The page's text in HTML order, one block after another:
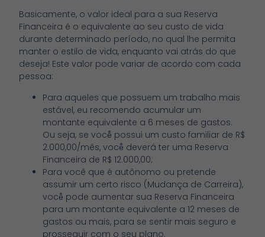
Basicamente, o valor ideal para a sua Reserva
Financeira é o equivalente ao seu custo de vida
durante determinado período, no qual lhe permita
manter o estilo de vida, enquanto vai atrás do que
deseja! Este valor pode variar de acordo com cada
pessoa:
Para aqueles que possuem um trabalho mais
estável, eu recomendo acumular um
montante equivalente a 6 meses de gastos.
Ou seja, se você̂ possui um custo familiar de R$
2.000,00/mês, você̂ deverá ter uma Reserva
Financeira de R$ 12.000,00;
Para você que é autônomo ou pretende
assumir um certo risco (Mudança de Carreira),
você̂ pode aumentar sua Reserva Financeira
para um montante equivalente a 12 meses de
gastos ou mais, para se sentir mais seguro e
prosseguir com o seu plano.